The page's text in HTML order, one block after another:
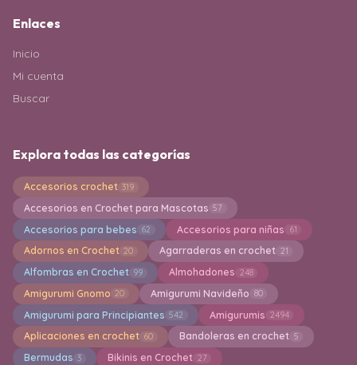
Enlaces
Inicio
Mi cuenta
Buscar
Explora todas las categorías
Accesorios crochet 319
Accesorios en Crochet para Mascotas 57
Accesorios para bebes 62 Accesorios para niñas 61
Adornos en Crochet 20 Agarraderas en crochet 21
Alfombras en Crochet 99 Almohadones 248
Amigurumi Gnomo 20 Amigurumi Navideño 80
Amigurumi para Principiantes 542 Amigurumis 2494
Aplicaciones en crochet 60 Bandoleras en crochet 5
Bermudas 3 Bikinis en Crochet 27